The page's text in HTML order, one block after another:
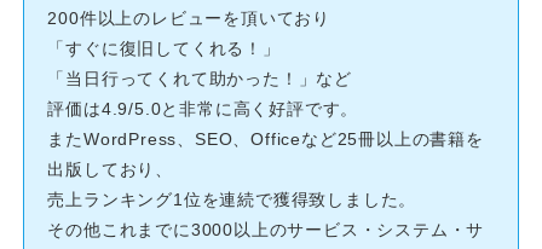
200件以上のレビューを頂いており
「すぐに復旧してくれる！」
「当日行ってくれて助かった！」など
評価は4.9/5.0と非常に高く好評です。
またWordPress、SEO、Officeなど25冊以上の書籍を
出版しており、
売上ランキング1位を連続で獲得致しました。
その他これまでに3000以上のサービス・システム・サ